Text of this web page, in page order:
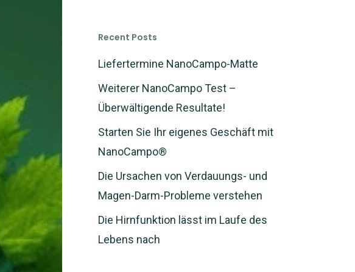
Recent Posts
Liefertermine NanoCampo-Matte
Weiterer NanoCampo Test –
Überwältigende Resultate!
Starten Sie Ihr eigenes Geschäft mit
NanoCampo®
Die Ursachen von Verdauungs- und
Magen-Darm-Probleme verstehen
Die Hirnfunktion lässt im Laufe des
Lebens nach